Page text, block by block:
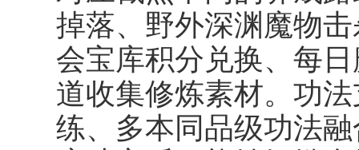
掉落、野外深渊魔物
会宝库积分兑换、每
道收集修炼素材。功
练、多本同品级功法